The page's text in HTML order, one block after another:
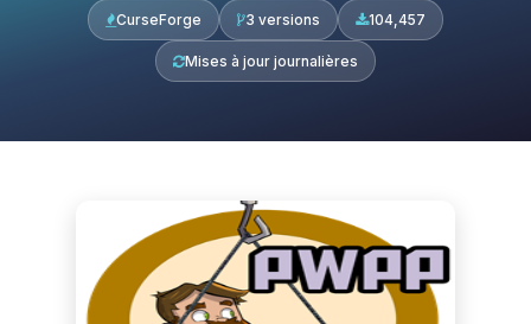
CurseForge 3 versions 104,457
Mises à jour journalières